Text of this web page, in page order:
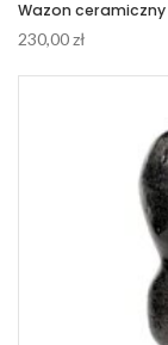
Wazon ceramiczny
230,00zł